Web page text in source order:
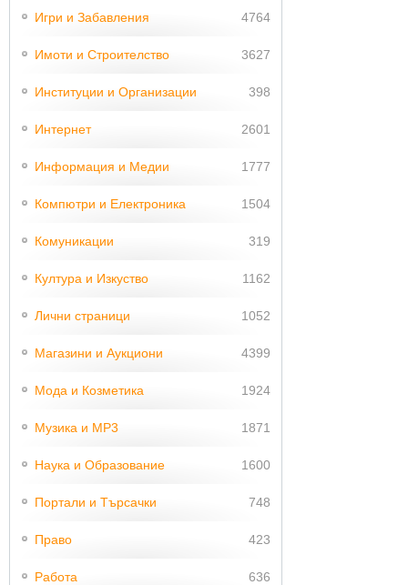
Игри и Забавления 4764
Имоти и Строителство 3627
Институции и Организации 398
Интернет 2601
Информация и Медии 1777
Компютри и Електроника 1504
Комуникации 319
Култура и Изкуство 1162
Лични страници 1052
Магазини и Аукциони 4399
Мода и Козметика 1924
Музика и MP3 1871
Наука и Образование 1600
Портали и Търсачки 748
Право 423
Работа 636